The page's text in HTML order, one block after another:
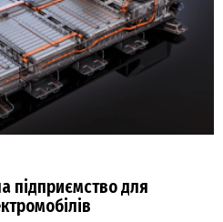
підприємство для